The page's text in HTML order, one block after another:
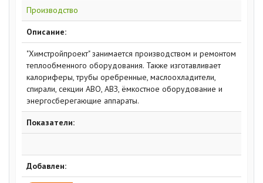
Производство
Описание:
"Химстройпроект" занимается производством и ремонтом
теплообменного оборудования. Также изготавливает
калориферы, трубы оребренные, маслоохладители,
спирали, секции АВО, АВЗ, ёмкостное оборудование и
энергосберегающие аппараты.
Показатели:
Добавлен: